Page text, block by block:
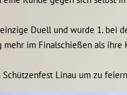
Duell und wurde 1. bei
im Finalschießen als ihre
Linau um zu